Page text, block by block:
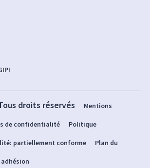
droits réservés Mentions
de confidentialité Politique
partiellement conforme Plan du